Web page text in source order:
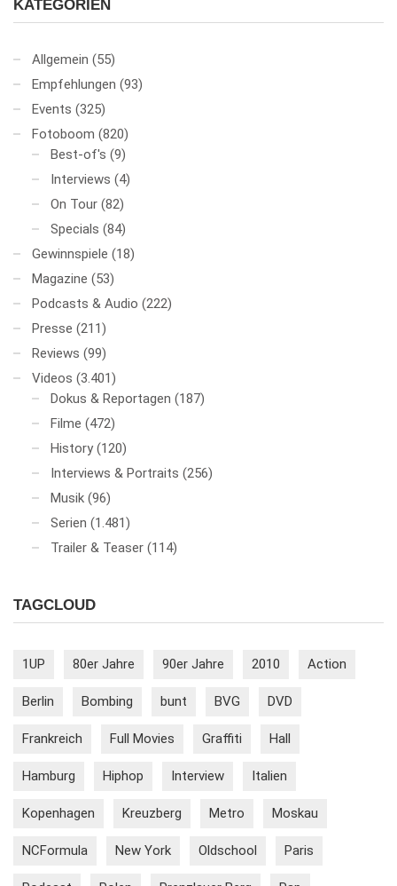
KATEGORIEN
Allgemein (55)
Empfehlungen (93)
Events (325)
Fotoboom (820)
Best-of's (9)
Interviews (4)
On Tour (82)
Specials (84)
Gewinnspiele (18)
Magazine (53)
Podcasts & Audio (222)
Presse (211)
Reviews (99)
Videos (3.401)
Dokus & Reportagen (187)
Filme (472)
History (120)
Interviews & Portraits (256)
Musik (96)
Serien (1.481)
Trailer & Teaser (114)
TAGCLOUD
1UP 80er Jahre 90er Jahre 2010 Action
Berlin Bombing bunt BVG DVD
Frankreich Full Movies Graffiti Hall
Hamburg Hiphop Interview Italien
Kopenhagen Kreuzberg Metro Moskau
NCFormula New York Oldschool Paris